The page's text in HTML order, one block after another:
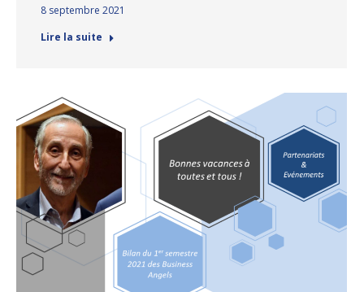
8 septembre 2021
Lire la suite